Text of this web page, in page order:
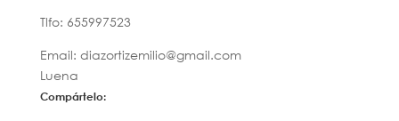
Tlfo: 655997523
Email: diazortizemilio@gmail.com
Luena
Compártelo: